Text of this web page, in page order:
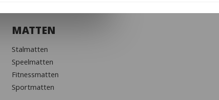
MATTEN
Stalmatten
Speelmatten
Fitnessmatten
Sportmatten